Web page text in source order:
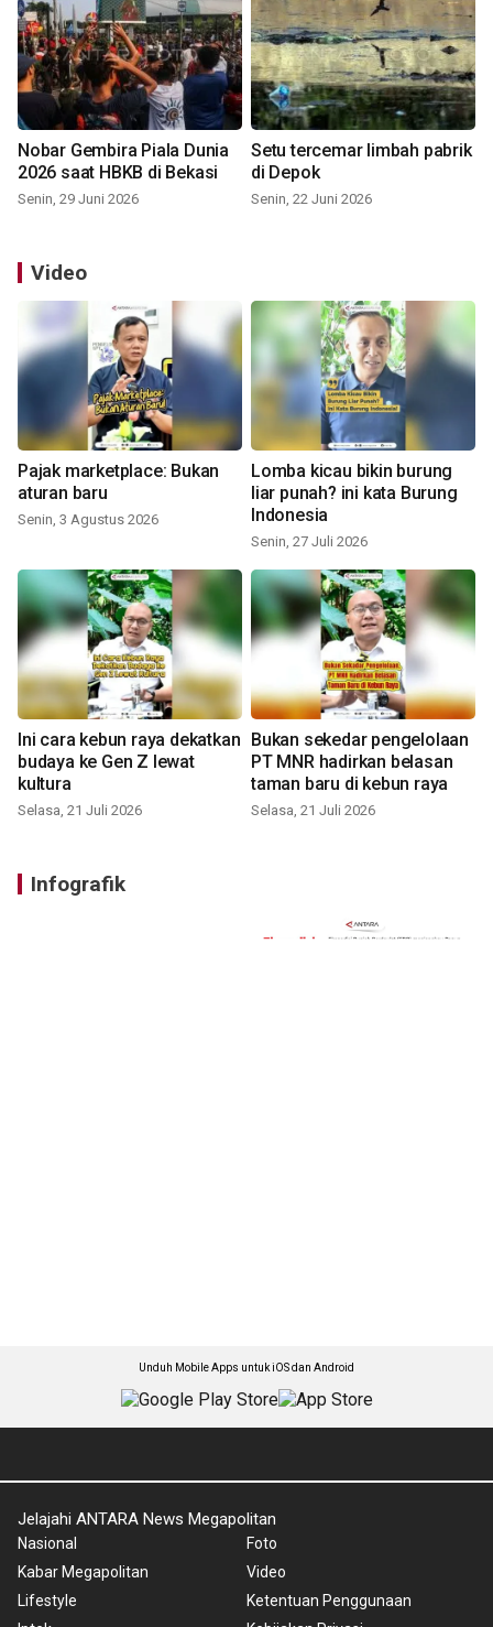
Nobar Gembira Piala Dunia
2026 saat HBKB di Bekasi
Senin, 29 Juni 2026
Setu tercemar limbah pabrik
di Depok
Senin, 22 Juni 2026
Video
Pajak marketplace: Bukan
aturan baru
Senin, 3 Agustus 2026
Lomba kicau bikin burung
liar punah? ini kata Burung
Indonesia
Senin, 27 Juli 2026
Ini cara kebun raya dekatkan
budaya ke Gen Z lewat
kultura
Selasa, 21 Juli 2026
Bukan sekedar pengelolaan
PT MNR hadirkan belasan
taman baru di kebun raya
Selasa, 21 Juli 2026
Infografik
Unduh Mobile Apps untuk iOS dan Android
Jelajahi ANTARA News Megapolitan
Nasional
Kabar Megapolitan
Lifestyle
Foto
Video
Ketentuan Penggunaan